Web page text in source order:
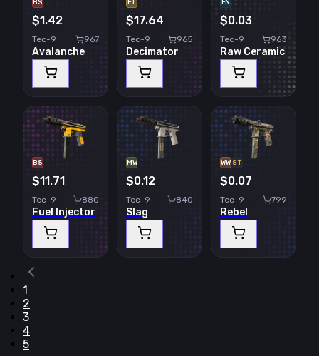
BS
$1.42
Tec-9 967
Avalanche
FT
$17.64
Tec-9 965
Decimator
FN
$0.03
Tec-9 963
Raw Ceramic
BS
$11.71
Tec-9 880
Fuel Injector
MW
$0.12
Tec-9 840
Slag
WW ST
$0.07
Tec-9 799
Rebel
1
2
3
4
5